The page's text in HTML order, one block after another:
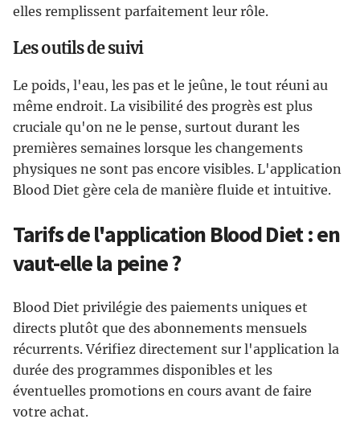
elles remplissent parfaitement leur rôle.
Les outils de suivi
Le poids, l'eau, les pas et le jeûne, le tout réuni au
même endroit. La visibilité des progrès est plus
cruciale qu'on ne le pense, surtout durant les
premières semaines lorsque les changements
physiques ne sont pas encore visibles. L'application
Blood Diet gère cela de manière fluide et intuitive.
Tarifs de l'application Blood Diet : en
vaut-elle la peine ?
Blood Diet privilégie des paiements uniques et
directs plutôt que des abonnements mensuels
récurrents. Vérifiez directement sur l'application la
durée des programmes disponibles et les
éventuelles promotions en cours avant de faire
votre achat.